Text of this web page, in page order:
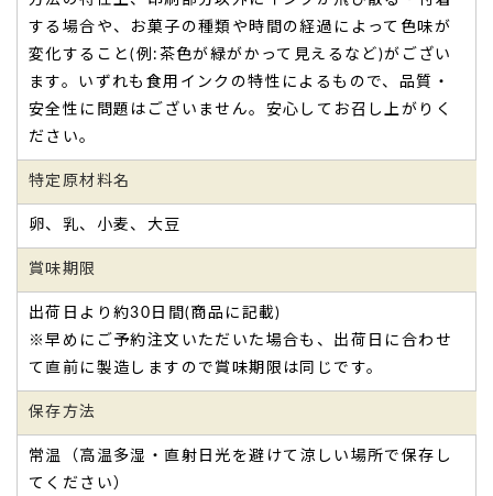
していて、とても美味しかったです。
たが、
しっとりしていて、とても美味しかったです。
ご購入頂いた商品：
好き嫌いの多い方なのですが「とても美味しい」と
喜んでくれました。
義兄のお母さんの米寿祝いに 初めて注文させていただきま
した。
好き嫌いの多い方なのですが「とても美味しい」と喜んでく
する場合や、お菓子の種類や時間の経過によって色味が
変化すること(例:茶色が緑がかって見えるなど)がござい
ます。いずれも食用インクの特性によるもので、品質・
安全性に問題はございません。安心してお召し上がりく
ださい。
特定原材料名
卵、乳、小麦、大豆
賞味期限
出荷日より約30日間(商品に記載)
※早めにご予約注文いただいた場合も、出荷日に合わせ
て直前に製造しますので賞味期限は同じです。
保存方法
常温（高温多湿・直射日光を避けて涼しい場所で保存し
てください）